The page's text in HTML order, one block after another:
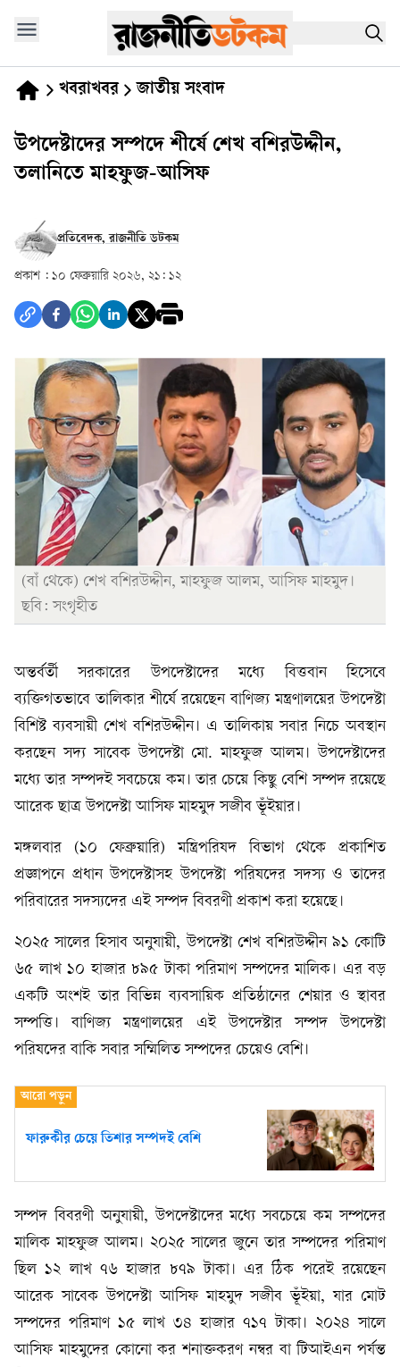
খবরাখবর জাতীয় সংবাদ
উপদেষ্টাদের সম্পদে শীর্ষে শেখ বশিরউদ্দীন,
তলানিতে মাহফুজ-আসিফ
প্রতিবেদক, রাজনীতি ডটকম
প্রকাশ : ১০ ফেব্রুয়ারি ২০২৬, ২১: ১২
(বাঁ থেকে) শেখ বশিরউদ্দীন, মাহফুজ আলম, আসিফ মাহমুদ।
ছবি: সংগৃহীত
অন্তর্বর্তী সরকারের উপদেষ্টাদের মধ্যে বিত্তবান হিসেবে
ব্যক্তিগতভাবে তালিকার শীর্ষে রয়েছেন বাণিজ্য মন্ত্রণালয়ের উপদেষ্টা
বিশিষ্ট ব্যবসায়ী শেখ বশিরউদ্দীন। এ তালিকায় সবার নিচে অবস্থান
করছেন সদ্য সাবেক উপদেষ্টা মো. মাহফুজ আলম। উপদেষ্টাদের
মধ্যে তার সম্পদই সবচেয়ে কম। তার চেয়ে কিছু বেশি সম্পদ রয়েছে
আরেক ছাত্র উপদেষ্টা আসিফ মাহমুদ সজীব ভূঁইয়ার।
মঙ্গলবার (১০ ফেব্রুয়ারি) মন্ত্রিপরিষদ বিভাগ থেকে প্রকাশিত
প্রজ্ঞাপনে প্রধান উপদেষ্টাসহ উপদেষ্টা পরিষদের সদস্য ও তাদের
পরিবারের সদস্যদের এই সম্পদ বিবরণী প্রকাশ করা হয়েছে।
২০২৫ সালের হিসাব অনুযায়ী, উপদেষ্টা শেখ বশিরউদ্দীন ৯১ কোটি
৬৫ লাখ ১০ হাজার ৮৯৫ টাকা পরিমাণ সম্পদের মালিক। এর বড়
একটি অংশই তার বিভিন্ন ব্যবসায়িক প্রতিষ্ঠানের শেয়ার ও স্থাবর
সম্পত্তি। বাণিজ্য মন্ত্রণালয়ের এই উপদেষ্টার সম্পদ উপদেষ্টা
পরিষদের বাকি সবার সম্মিলিত সম্পদের চেয়েও বেশি।
ফারুকীর চেয়ে তিশার সম্পদই বেশি
সম্পদ বিবরণী অনুযায়ী, উপদেষ্টাদের মধ্যে সবচেয়ে কম সম্পদের
মালিক মাহফুজ আলম। ২০২৫ সালের জুনে তার সম্পদের পরিমাণ
ছিল ১২ লাখ ৭৬ হাজার ৮৭৯ টাকা। এর ঠিক পরেই রয়েছেন
আরেক সাবেক উপদেষ্টা আসিফ মাহমুদ সজীব ভূঁইয়া, যার মোট
সম্পদের পরিমাণ ১৫ লাখ ৩৪ হাজার ৭১৭ টাকা। ২০২৪ সালে
আসিফ মাহমুদের কোনো কর শনাক্তকরণ নম্বর বা টিআইএন পর্যন্ত